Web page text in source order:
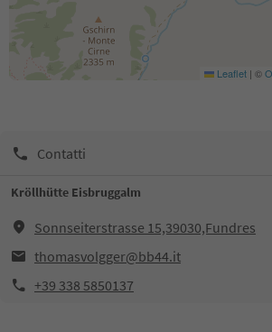
Leaflet | ©
Contatti
Kröllhütte Eisbruggalm
Sonnseiterstrasse 15,39030,Fundres
thomasvolgger@bb44.it
+39 338 5850137